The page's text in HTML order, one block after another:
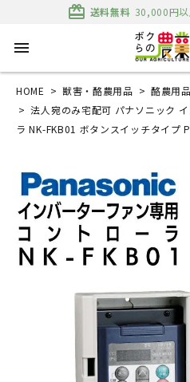
card_giftcard 送料無料 30,000円
menu
HOME 獣害・酪農用品 酪農用品
法人宛のみ宅配可 パナソニック
ラ NK-FKB01 ボタンスイッチタイプ